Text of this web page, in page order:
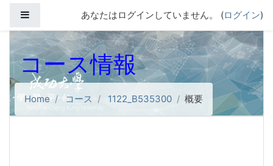
サイドパネルあなたはログインしていません。 (ログイン)
コース情報
Home コース 1122_B535300 概要